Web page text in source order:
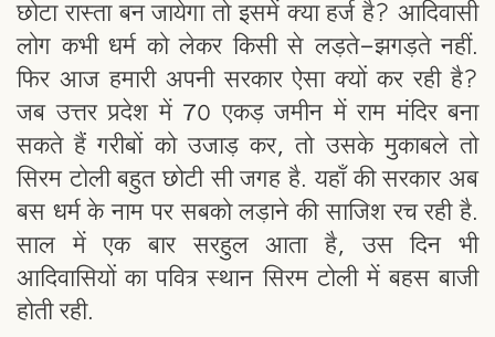
छोटा रास्ता बन जायेगा तो इसमें क्या हर्ज है? आदिवासी
लोग कभी धर्म को लेकर किसी से लड़ते-झगड़ते नहीं.
फिर आज हमारी अपनी सरकार ऐसा क्यों कर रही है?
जब उत्तर प्रदेश में 70 एकड़ जमीन में राम मंदिर बना
सकते हैं गरीबों को उजाड़ कर, तो उसके मुकाबले तो
सिरम टोली बहुत छोटी सी जगह है. यहाँ की सरकार अब
बस धर्म के नाम पर सबको लड़ाने की साजिश रच रही है.
साल में एक बार सरहुल आता है, उस दिन भी
आदिवासियों का पवित्र स्थान सिरम टोली में बहस बाजी
होती रही.